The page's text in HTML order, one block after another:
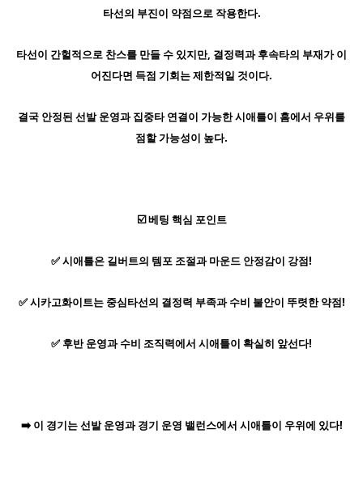
타선의 부진이 약점으로 작용한다.
타선이 간헐적으로 찬스를 만들 수 있지만, 결정력과 후속타의 부재가 이
어진다면 득점 기회는 제한적일 것이다.
결국 안정된 선발 운영과 집중타 연결이 가능한 시애틀이 홈에서 우위를
점할 가능성이 높다.
☑️ 베팅 핵심 포인트
✅ 시애틀은 길버트의 템포 조절과 마운드 안정감이 강점!
✅ 시카고화이트는 중심타선의 결정력 부족과 수비 불안이 뚜렷한 약점!
✅ 후반 운영과 수비 조직력에서 시애틀이 확실히 앞선다!
➡️ 이 경기는 선발 운영과 경기 운영 밸런스에서 시애틀이 우위에 있다!